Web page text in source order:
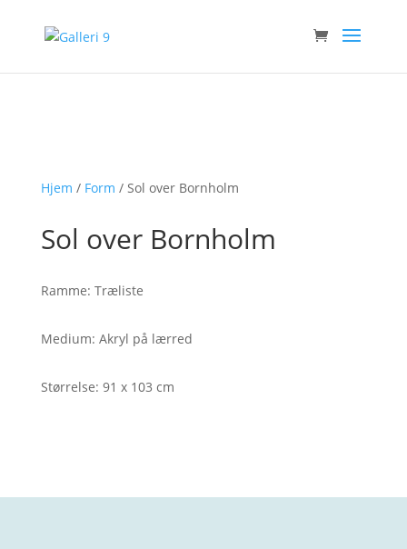
Hjem / Form / Sol over Bornholm
Sol over Bornholm
Ramme: Træliste
Medium: Akryl på lærred
Størrelse: 91 x 103 cm